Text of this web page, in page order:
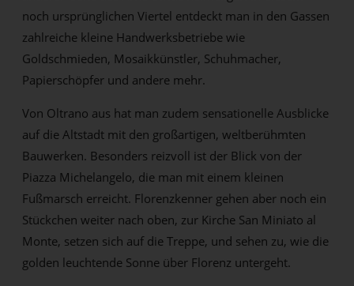
noch ursprünglichen Viertel entdeckt man in den Gassen
zahlreiche kleine Handwerksbetriebe wie
Goldschmieden, Mosaikkünstler, Schuhmacher,
Papierschöpfer und andere mehr.
Von Oltrano aus hat man zudem sensationelle Ausblicke
auf die Altstadt mit den großartigen, weltberühmten
Bauwerken. Besonders reizvoll ist der Blick von der
Piazza Michelangelo, die man mit einem kleinen
Fußmarsch erreicht. Florenzkenner gehen aber noch ein
Stückchen weiter nach oben, zur Kirche San Miniato al
Monte, setzen sich auf die Treppe, und sehen zu, wie die
golden leuchtende Sonne über Florenz untergeht.